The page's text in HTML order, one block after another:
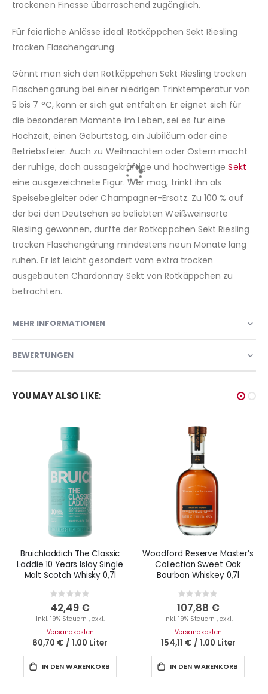
trockenen Finesse überraschend zugänglich.
Für feierliche Anlässe ideal: Rotkäppchen Sekt Riesling
trocken Flaschengärung
Gönnt man sich den Rotkäppchen Sekt Riesling trocken
Flaschengärung bei einer niedrigen Trinktemperatur von
5 bis 7 °C, kann er sich gut entfalten. Er eignet sich für
die besonderen Momente im Leben, sei es für eine
Hochzeit, einen Geburtstag, ein Jubiläum oder eine
Betriebsfeier. Auch zu Weihnachten oder Ostern macht
der ruhige, doch aussagekräftige und hochwertigeSekt
eine ausgezeichnete Figur. Wer mag, trinkt ihn als
Speisebegleiter oder Champagner-Ersatz. Zu 100 % auf
der bei den Deutschen so beliebten Weißweinsorte
Riesling gewonnen, durfte der Rotkäppchen Sekt Riesling
trocken Flaschengärung mindestens neun Monate lang
ruhen. Er ist leicht gesondert vom extra trocken
ausgebauten Chardonnay Sekt von Rotkäppchen zu
betrachten.
MEHR INFORMATIONEN
BEWERTUNGEN
YOU MAY ALSO LIKE:
Bruichladdich The Classic
Laddie 10 Years Islay Single
Malt Scotch Whisky 0,7l
Rating:
0%
42,49 €
Inkl. 19% Steuern , exkl.
Versandkosten
60,70 € / 1.00 Liter
IN DEN WARENKORB
Woodford Reserve Master’s
Collection Sweet Oak
Bourbon Whiskey 0,7l
Rating:
0%
107,88 €
Inkl. 19% Steuern , exkl.
Versandkosten
154,11 € / 1.00 Liter
IN DEN WARENKORB